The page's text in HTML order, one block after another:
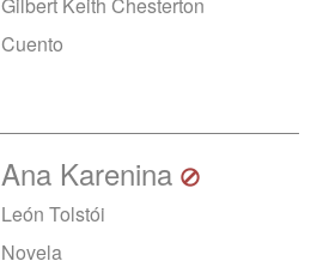
Cuento
Ana Karenina
León Tolstói
Novela